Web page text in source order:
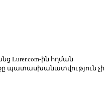
Lurer.com-ին հղման
պատասխանատվություն չի